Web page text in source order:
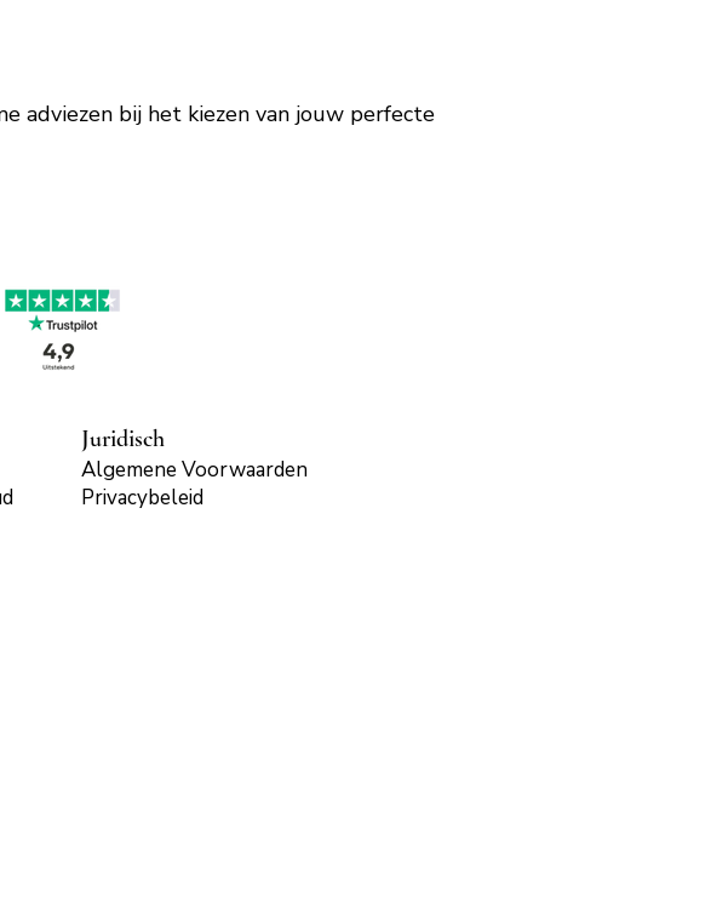
adviezen bij het kiezen van jouw perfecte
Juridisch
Algemene Voorwaarden
Privacybeleid